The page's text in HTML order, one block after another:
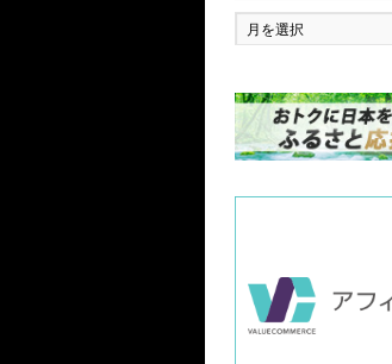
バ
ッ
ン
バ
ー